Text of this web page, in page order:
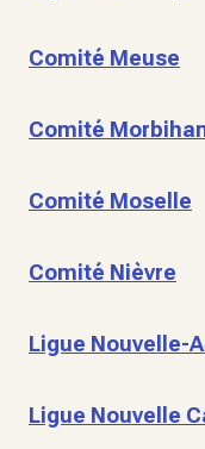
Comité Meuse
Comité
Comité Moselle
Comité Nièvre
Ligue Nouvelle-
Ligue Nouvelle